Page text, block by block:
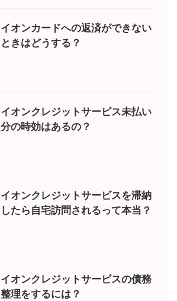
イオンカードへの返済ができない
ときはどうする？
イオンクレジットサービス未払い
分の時効はあるの？
イオンクレジットサービスを滞納
したら自宅訪問されるって本当？
イオンクレジットサービスの債務
整理をするには？